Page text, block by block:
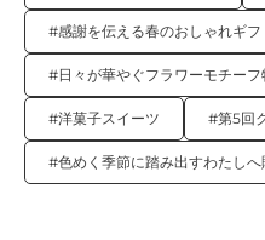
#感謝を伝える春のおしゃれギフ
#日々が華やぐフラワーモチーフ
#洋菓子スイーツ #第5回
#色めく季節に踏み出すわたしへ